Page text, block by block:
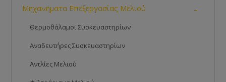
Μηχανήματα Επεξεργασίας Μελιού -
Θερμοθάλαμοι Συσκευαστηρίων
Αναδευτήρες Συσκευαστηρίων
Αντλίες Μελιού